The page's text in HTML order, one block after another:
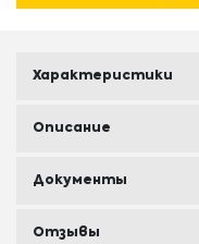
Характеристики
Описание
Документы
Отзывы